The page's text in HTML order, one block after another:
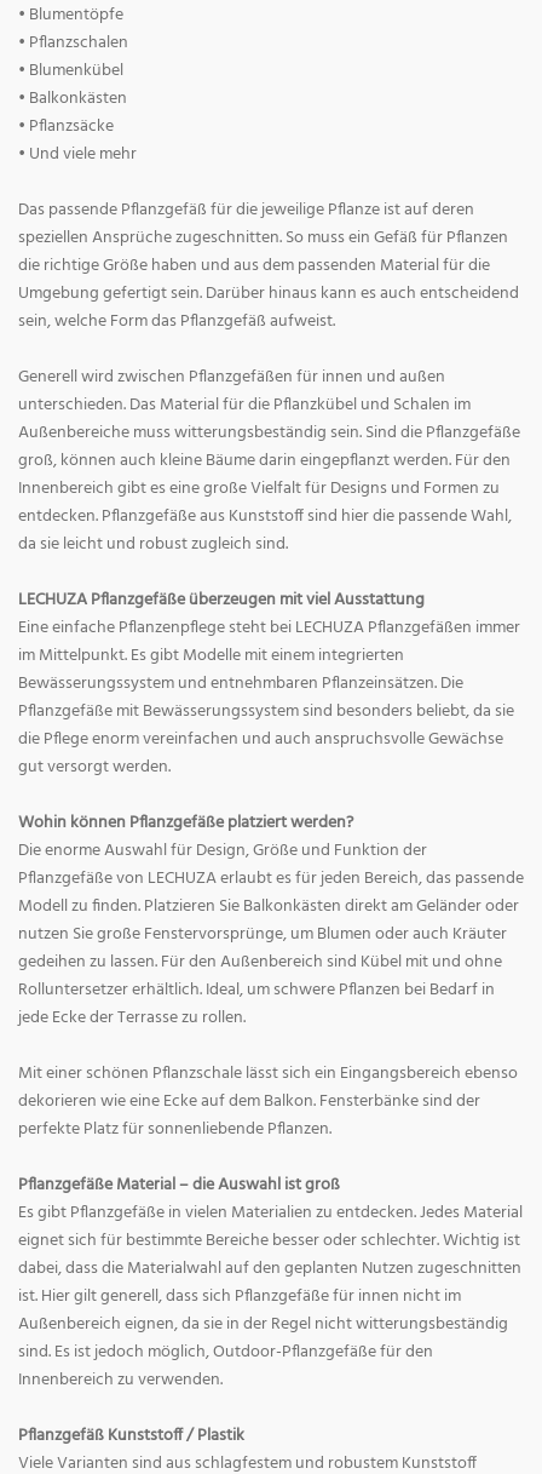
• Blumentöpfe
• Pflanzschalen
• Blumenkübel
• Balkonkästen
• Pflanzsäcke
• Und viele mehr
Das passende Pflanzgefäß für die jeweilige Pflanze ist auf deren
speziellen Ansprüche zugeschnitten. So muss ein Gefäß für Pflanzen
die richtige Größe haben und aus dem passenden Material für die
Umgebung gefertigt sein. Darüber hinaus kann es auch entscheidend
sein, welche Form das Pflanzgefäß aufweist.
Generell wird zwischen Pflanzgefäßen für innen und außen
unterschieden. Das Material für die Pflanzkübel und Schalen im
Außenbereiche muss witterungsbeständig sein. Sind die Pflanzgefäße
groß, können auch kleine Bäume darin eingepflanzt werden. Für den
Innenbereich gibt es eine große Vielfalt für Designs und Formen zu
entdecken. Pflanzgefäße aus Kunststoff sind hier die passende Wahl,
da sie leicht und robust zugleich sind.
LECHUZA Pflanzgefäße überzeugen mit viel Ausstattung
Eine einfache Pflanzenpflege steht bei LECHUZA Pflanzgefäßen immer
im Mittelpunkt. Es gibt Modelle mit einem integrierten
Bewässerungssystem und entnehmbaren Pflanzeinsätzen. Die
Pflanzgefäße mit Bewässerungssystem sind besonders beliebt, da sie
die Pflege enorm vereinfachen und auch anspruchsvolle Gewächse
gut versorgt werden.
Wohin können Pflanzgefäße platziert werden?
Die enorme Auswahl für Design, Größe und Funktion der
Pflanzgefäße von LECHUZA erlaubt es für jeden Bereich, das passende
Modell zu finden. Platzieren Sie Balkonkästen direkt am Geländer oder
nutzen Sie große Fenstervorsprünge, um Blumen oder auch Kräuter
gedeihen zu lassen. Für den Außenbereich sind Kübel mit und ohne
Rolluntersetzer erhältlich. Ideal, um schwere Pflanzen bei Bedarf in
jede Ecke der Terrasse zu rollen.
Mit einer schönen Pflanzschale lässt sich ein Eingangsbereich ebenso
dekorieren wie eine Ecke auf dem Balkon. Fensterbänke sind der
perfekte Platz für sonnenliebende Pflanzen.
Pflanzgefäße Material – die Auswahl ist groß
Es gibt Pflanzgefäße in vielen Materialien zu entdecken. Jedes Material
eignet sich für bestimmte Bereiche besser oder schlechter. Wichtig ist
dabei, dass die Materialwahl auf den geplanten Nutzen zugeschnitten
ist. Hier gilt generell, dass sich Pflanzgefäße für innen nicht im
Außenbereich eignen, da sie in der Regel nicht witterungsbeständig
sind. Es ist jedoch möglich, Outdoor-Pflanzgefäße für den
Innenbereich zu verwenden.
Pflanzgefäß Kunststoff / Plastik
Viele Varianten sind aus schlagfestem und robustem Kunststoff